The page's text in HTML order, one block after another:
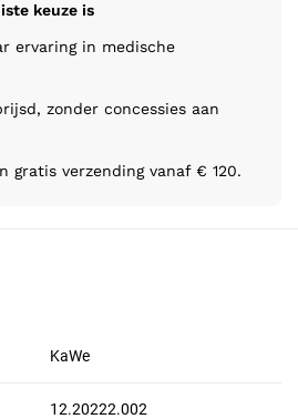
keuze is
ervaring in medische
zonder concessies aan
gratis verzending vanaf € 120.
KaWe
12.20222.002